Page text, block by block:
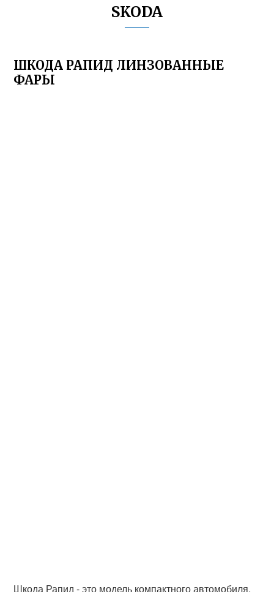
SKODA
ШКОДА РАПИД ЛИНЗОВАННЫЕ
ФАРЫ
Шкода Рапид - это модель компактного автомобиля,